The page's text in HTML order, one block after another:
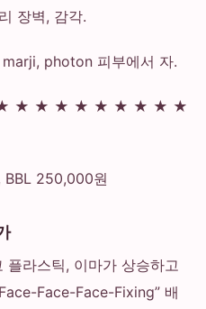
장벽, 감각.
photon 피부에서 자.
★ ★ ★ ★ ★ ★ ★ ★ ★
BBL 250,000원
라스틱, 이마가 상승하고
Face-Face-Fixing” 배